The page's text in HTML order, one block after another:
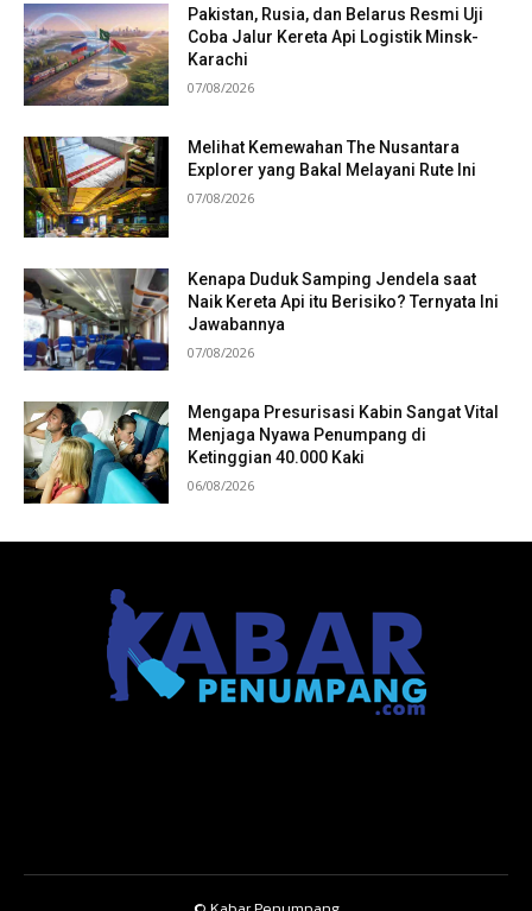
Pakistan, Rusia, dan Belarus Resmi Uji
Coba Jalur Kereta Api Logistik Minsk-
Karachi
07/08/2026
Melihat Kemewahan The Nusantara
Explorer yang Bakal Melayani Rute Ini
07/08/2026
Kenapa Duduk Samping Jendela saat
Naik Kereta Api itu Berisiko? Ternyata Ini
Jawabannya
07/08/2026
Mengapa Presurisasi Kabin Sangat Vital
Menjaga Nyawa Penumpang di
Ketinggian 40.000 Kaki
06/08/2026